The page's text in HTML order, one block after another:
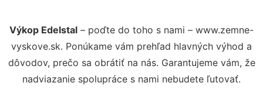
Výkop Edelstal – poďte do toho s nami – www.zemne-
vyskove.sk. Ponúkame vám prehľad hlavných výhod a
dôvodov, prečo sa obrátiť na nás. Garantujeme vám, že
nadviazanie spolupráce s nami nebudete ľutovať.